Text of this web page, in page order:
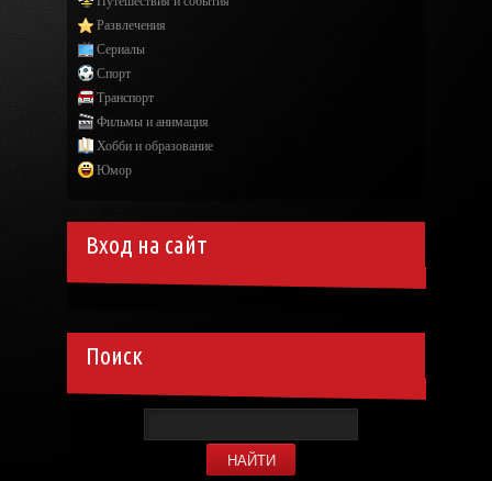
Развлечения
Сериалы
Спорт
Транспорт
Фильмы и анимация
Хобби и образование
Юмор
Вход на сайт
Поиск